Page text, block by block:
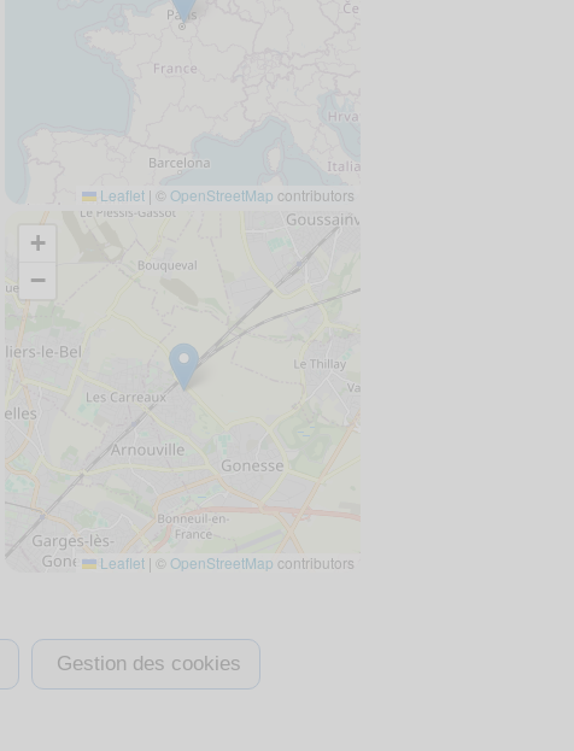
Leaflet | © OpenStreetMap contributors
+
−
Leaflet | © OpenStreetMap contributors
Gestion des cookies